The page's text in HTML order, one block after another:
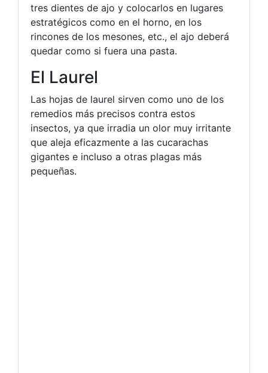
tres dientes de ajo y colocarlos en lugares
estratégicos como en el horno, en los
rincones de los mesones, etc., el ajo deberá
quedar como si fuera una pasta.
El Laurel
Las hojas de laurel sirven como uno de los
remedios más precisos contra estos
insectos, ya que irradia un olor muy irritante
que aleja eficazmente a las cucarachas
gigantes e incluso a otras plagas más
pequeñas.